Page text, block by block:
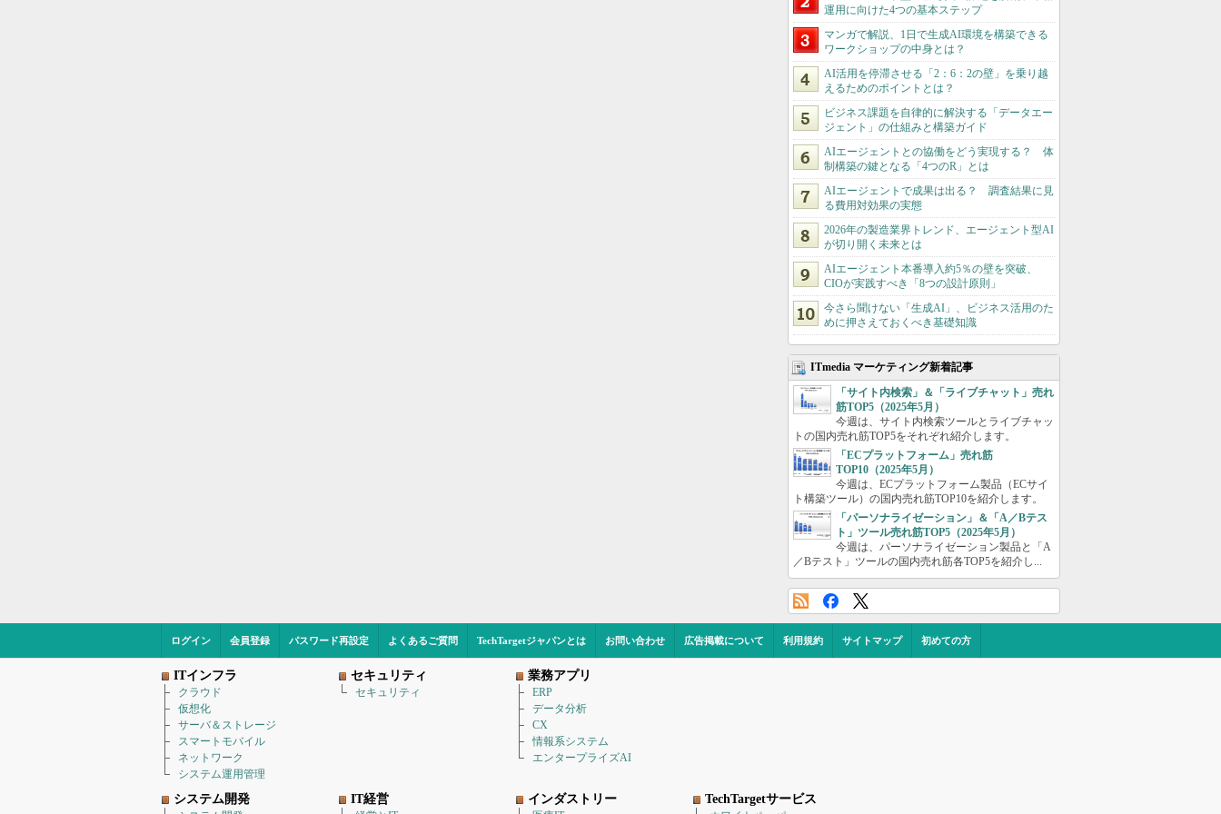
運用に向けた4つの基本ステップ
マンガで解説、1日で生成AI環境を構築できる
ワークショップの中身とは？
AI活用を停滞させる「2：6：2の壁」を乗り越
えるためのポイントとは？
ビジネス課題を自律的に解決する「データエー
ジェント」の仕組みと構築ガイド
AIエージェントとの協働をどう実現する？ 体
制構築の鍵となる「4つのR」とは
AIエージェントで成果は出る？ 調査結果に見
る費用対効果の実態
2026年の製造業界トレンド、エージェント型AI
が切り開く未来とは
AIエージェント本番導入約5％の壁を突破、
CIOが実践すべき「8つの設計原則」
今さら聞けない「生成AI」、ビジネス活用のた
めに押さえておくべき基礎知識
ITmedia マーケティング新着記事
「サイト内検索」＆「ライブチャット」売れ
筋TOP5（2025年5月）
今週は、サイト内検索ツールとライブチャッ
トの国内売れ筋TOP5をそれぞれ紹介します。
「ECプラットフォーム」売れ筋
TOP10（2025年5月）
今週は、ECプラットフォーム製品（ECサイ
ト構築ツール）の国内売れ筋TOP10を紹介します。
「パーソナライゼーション」＆「A／Bテス
ト」ツール売れ筋TOP5（2025年5月）
今週は、パーソナライゼーション製品と「A
／Bテスト」ツールの国内売れ筋各TOP5を紹介し...
ログイン 会員登録 パスワード再設定 よくあるご質問 TechTargetジャパンとは お問い合わせ 広告掲載について 利用規約 サイトマップ 初めての方
ITインフラ
クラウド
仮想化
サーバ＆ストレージ
スマートモバイル
ネットワーク
システム運用管理
セキュリティ
セキュリティ
業務アプリ
ERP
データ分析
CX
情報系システム
エンタープライズAI
システム開発 IT経営 インダストリー TechTargetサービス